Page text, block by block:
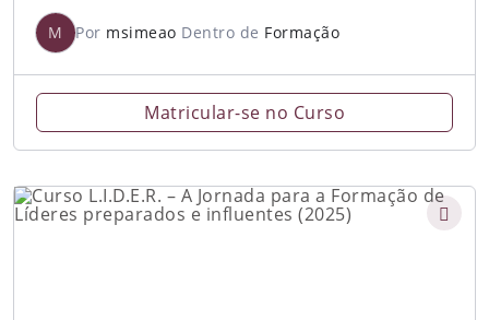
M Por msimeao Dentro de Formação
Matricular-se no Curso